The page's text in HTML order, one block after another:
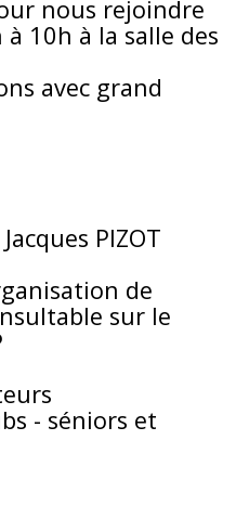
nous rejoindre
10h à la salle des
avec grand
PIZOT
de
sur le
- séniors et